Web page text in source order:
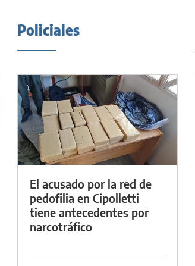
Policiales
El acusado por la red de
pedofilia en Cipolletti
tiene antecedentes por
narcotráfico